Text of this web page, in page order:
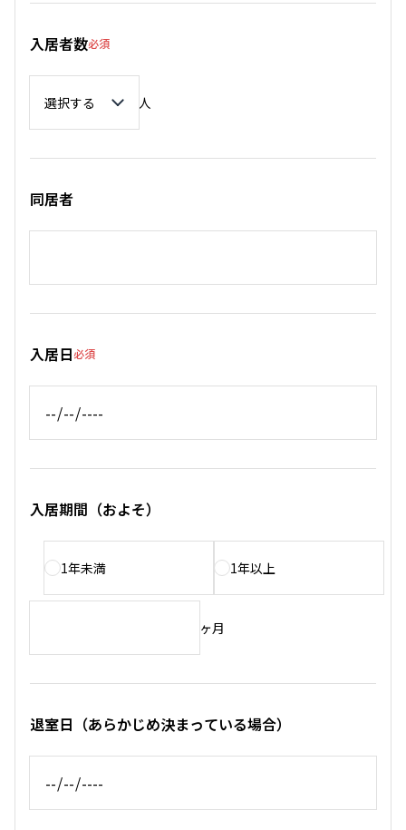
入居者数必須
人
同居者
入居日必須
入居期間（およそ）
1年未満 1年以上
ヶ月
退室日（あらかじめ決まっている場合）